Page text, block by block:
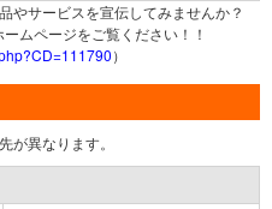
やサービスを宣伝してみませんか？
ムページをご覧ください！！
）
が異なります。